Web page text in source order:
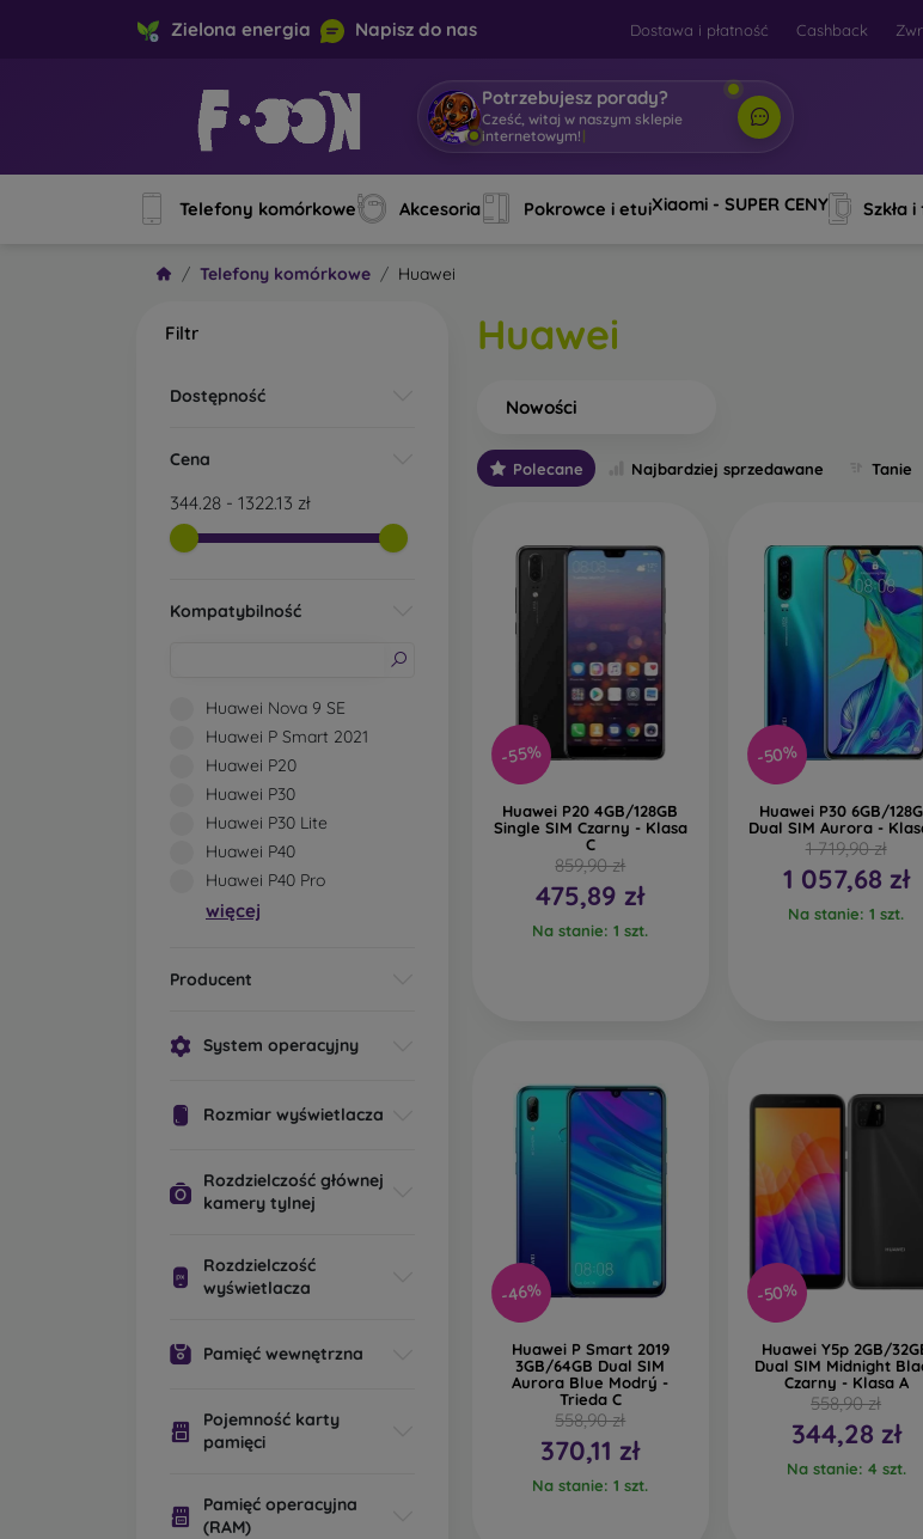
Zielona energia Napisz do nas Dostawa i płatność Cashback
Potrzebujesz porady?
Cz|
Telefony komórkowe Akcesoria Pokrowce i etuiXiaomi - SUPER CENY Szkła
Telefony komórkowe Huawei
Filtr
Dostępność
Cena
344.28 - 1322.13 zł
Kompatybilność
Huawei Nova 9 SE
Huawei P Smart 2021
Huawei P20
Huawei P30
Huawei P30 Lite
Huawei P40
Huawei P40 Pro
więcej
Producent
System operacyjny
Rozmiar wyświetlacza
Rozdzielczość głównej
kamery tylnej
Rozdzielczość
wyświetlacza
Pamięć wewnętrzna
Pojemność karty
pamięci
Pamięć operacyjna
(RAM)
Huawei
Nowości
Polecane Najbardziej sprzedawane Tanie
-55%
Huawei P20 4GB/128GB
Single SIM Czarny - Klasa
C
859,90 zł
475,89 zł
Na stanie: 1 szt.
-50%
Huawei P30 6GB/
Dual SIM Aurora -
1 719,90 zł
1 057,68 zł
Na stanie: 1 szt.
-46%
Huawei P Smart 2019
3GB/64GB Dual SIM
Aurora Blue Modrý -
Trieda C
558,90 zł
370,11 zł
Na stanie: 1 szt.
-50%
Huawei Y5p 2GB/
Dual SIM Midnight
Czarny - Klasa A
558,90 zł
344,28 zł
Na stanie: 4 szt.